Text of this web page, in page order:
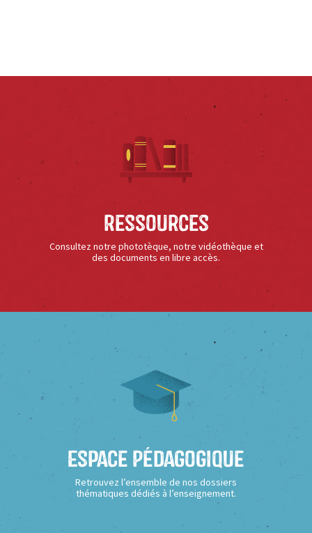
Ressources
Consultez notre phototèque, notre vidéothèque et
des documents en libre accès.
Espace Pédagogique
Retrouvez l’ensemble de nos dossiers
thématiques dédiés à l’enseignement.